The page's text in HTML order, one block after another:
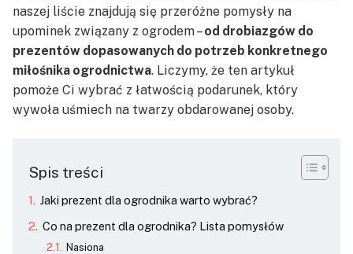
naszej liście znajdują się przeróżne pomysły na
upominek związany z ogrodem –od drobiazgów do
prezentów dopasowanych do potrzeb konkretnego
miłośnika ogrodnictwa. Liczymy, że ten artykuł
pomoże Ci wybrać z łatwością podarunek, który
wywoła uśmiech na twarzy obdarowanej osoby.
Spis treści
Jaki prezent dla ogrodnika warto wybrać?
Co na prezent dla ogrodnika? Lista pomysłów
Nasiona